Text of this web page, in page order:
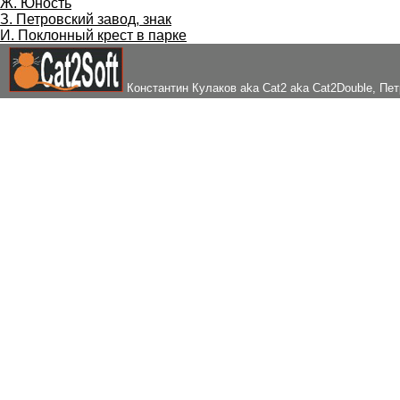
Ж. Юность
З. Петровский завод, знак
И. Поклонный крест в парке
Константин Кулаков aka Cat2 aka Cat2Double,